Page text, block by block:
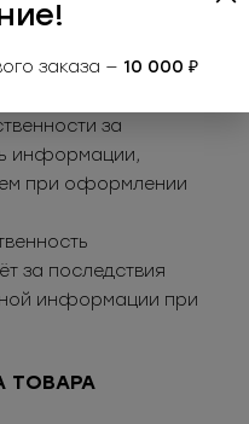
Заказ выбранного
с
за
информации,
при оформлении
за последствия
информации при
ТОВАРА
заказа — 10 000 ₽